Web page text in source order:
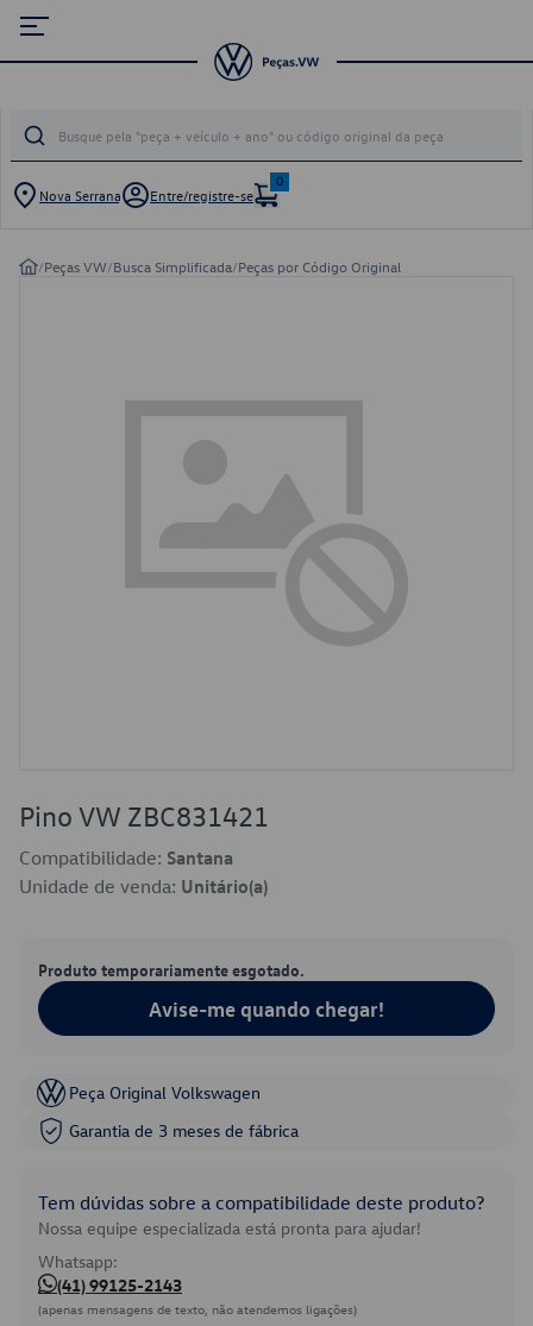
Nova Serrana Entre/registre-se
0
/Peças VW/Busca Simplificada/Peças por Código Original
Pino VW ZBC831421
Compatibilidade: Santana
Unidade de venda: Unitário(a)
Produto temporariamente esgotado.
Avise-me quando chegar!
Peça Original Volkswagen
Garantia de 3 meses de fábrica
Tem dúvidas sobre a compatibilidade deste produto?
Nossa equipe especializada está pronta para ajudar!
Whatsapp:
(41) 99125-2143
(apenas mensagens de texto, não atendemos ligações)